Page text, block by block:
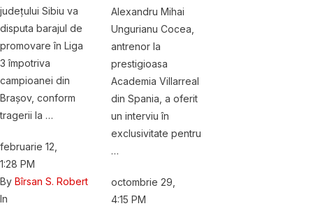
județului Sibiu va
disputa barajul de
promovare în Liga
3 împotriva
campioanei din
Brașov, conform
tragerii la …
februarie 12
1:28 PM
By Bîrsan S. Robert
In
Alexandru Mihai
Ungurianu Cocea,
antrenor la
prestigioasa
Academia Villarreal
din Spania, a oferit
un interviu în
exclusivitate pentru
…
octombrie 29
4:15 PM